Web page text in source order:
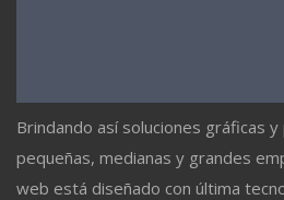
Brindando así soluciones gráficas
pequeñas, medianas y grandes
web está diseñado con última